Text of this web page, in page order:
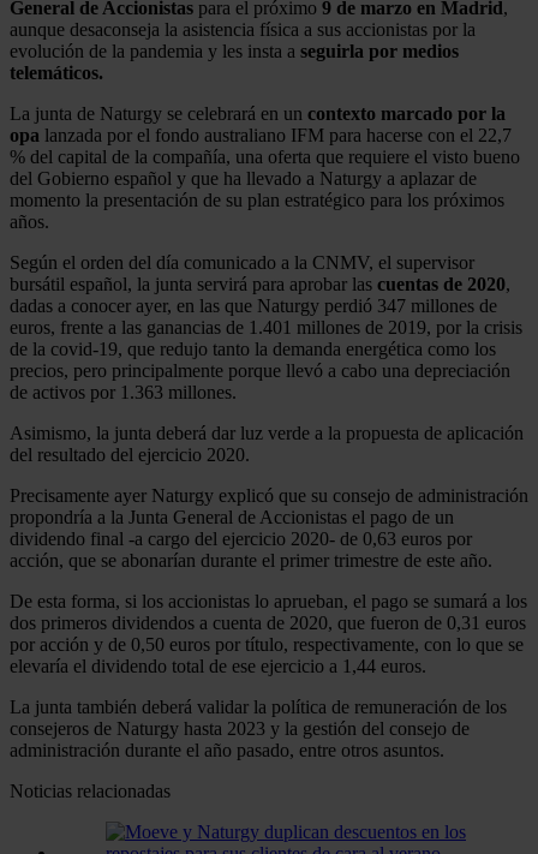
General de Accionistas para el próximo 9 de marzo en Madrid,
aunque desaconseja la asistencia física a sus accionistas por la
evolución de la pandemia y les insta a seguirla por medios
telemáticos.
La junta de Naturgy se celebrará en un contexto marcado por la
opa lanzada por el fondo australiano IFM para hacerse con el 22,7
% del capital de la compañía, una oferta que requiere el visto bueno
del Gobierno español y que ha llevado a Naturgy a aplazar de
momento la presentación de su plan estratégico para los próximos
años.
Según el orden del día comunicado a la CNMV, el supervisor
bursátil español, la junta servirá para aprobar las cuentas de 2020,
dadas a conocer ayer, en las que Naturgy perdió 347 millones de
euros, frente a las ganancias de 1.401 millones de 2019, por la crisis
de la covid-19, que redujo tanto la demanda energética como los
precios, pero principalmente porque llevó a cabo una depreciación
de activos por 1.363 millones.
Asimismo, la junta deberá dar luz verde a la propuesta de aplicación
del resultado del ejercicio 2020.
Precisamente ayer Naturgy explicó que su consejo de administración
propondría a la Junta General de Accionistas el pago de un
dividendo final -a cargo del ejercicio 2020- de 0,63 euros por
acción, que se abonarían durante el primer trimestre de este año.
De esta forma, si los accionistas lo aprueban, el pago se sumará a los
dos primeros dividendos a cuenta de 2020, que fueron de 0,31 euros
por acción y de 0,50 euros por título, respectivamente, con lo que se
elevaría el dividendo total de ese ejercicio a 1,44 euros.
La junta también deberá validar la política de remuneración de los
consejeros de Naturgy hasta 2023 y la gestión del consejo de
administración durante el año pasado, entre otros asuntos.
Noticias relacionadas